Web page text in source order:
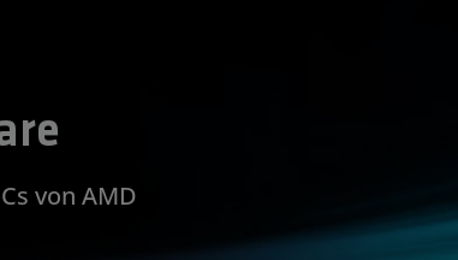
von AMD